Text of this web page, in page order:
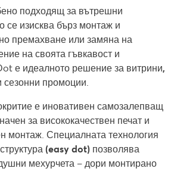
подходящ за вътрешни
се изисква бърз монтаж и
премахване или замяна на
на своята гъвкавост и
е идеалното решение за витрини,
сезонни промоции
е иновативен самозалепващ
за висококачествен печат и
монтаж. Специалната технология
(easy dot) позволява
мехурчета – дори монтирано